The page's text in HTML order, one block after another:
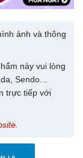
ảnh và thông
này vui lòng
Sendo...
trực tiếp với